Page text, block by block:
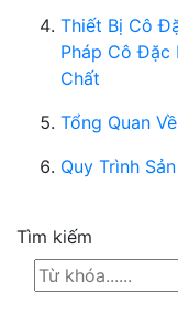
Thiết Bị Cô
Pháp Cô Đặc
Chất
Tổng Quan
Quy Trình
Tìm kiếm